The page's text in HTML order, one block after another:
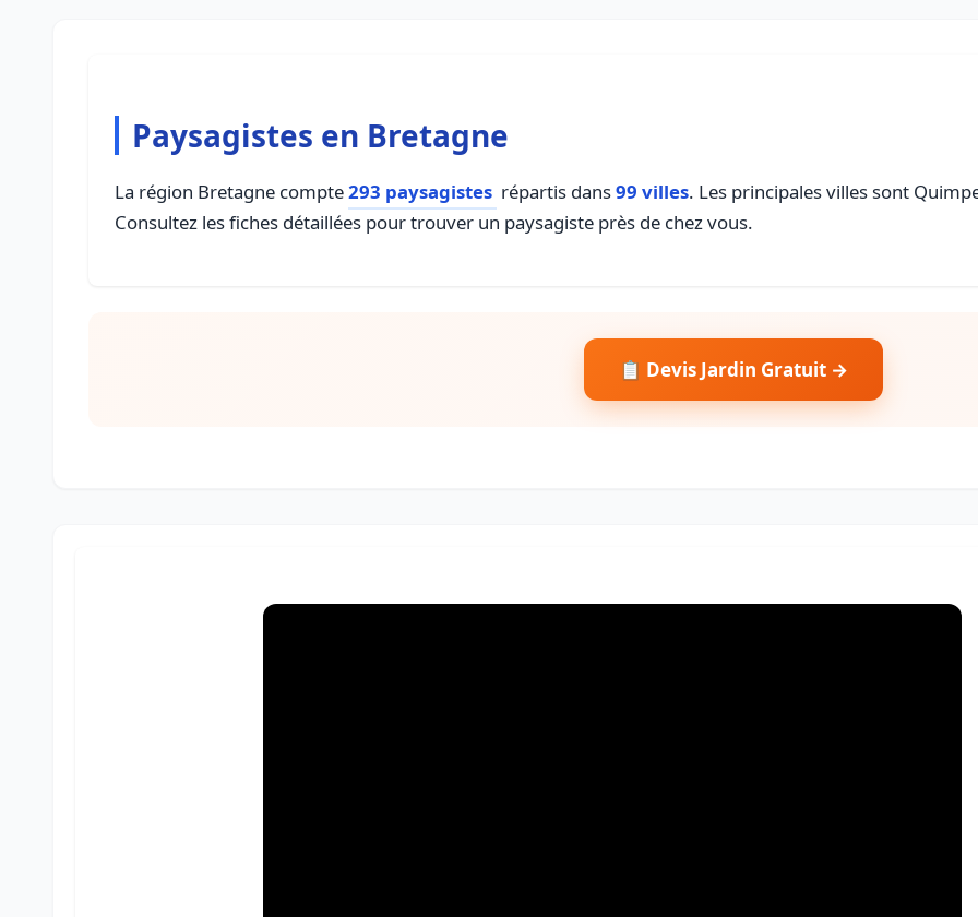
Paysagistes en Bretagne
La région Bretagne compte293 paysagistes répartis dans99 villes. Les principales villes sont
Consultez les fiches détaillées pour trouver un paysagiste près de chez vous.
📋 Devis Jardin Gratuit →